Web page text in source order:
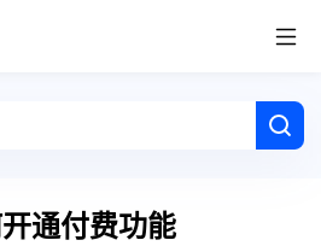
取消
通付费功能